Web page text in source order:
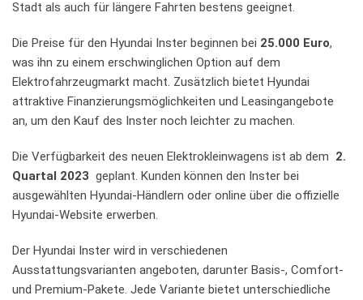
‍Stadt als auch für längere Fahrten bestens geeignet.
Die ‍Preise für den⁤ Hyundai Inster beginnen bei 25.000 Euro,
was ihn zu einem​ erschwinglichen⁢ Option auf dem
‍Elektrofahrzeugmarkt macht. Zusätzlich​ bietet Hyundai ​
attraktive ‍Finanzierungsmöglichkeiten‍ und Leasingangebote​
an, um⁤ den Kauf des Inster noch leichter zu machen.
Die Verfügbarkeit des neuen Elektrokleinwagens⁤ ist⁤ ab dem ​ 2.‌
Quartal 2023 ⁢ geplant. Kunden können den Inster bei
ausgewählten Hyundai-Händlern oder online über die offizielle⁤
Hyundai-Website erwerben.
Der Hyundai ⁢Inster wird in verschiedenen
Ausstattungsvarianten angeboten, darunter Basis-,‌ Comfort-
und⁣ Premium-Pakete. Jede⁣ Variante bietet unterschiedliche⁢